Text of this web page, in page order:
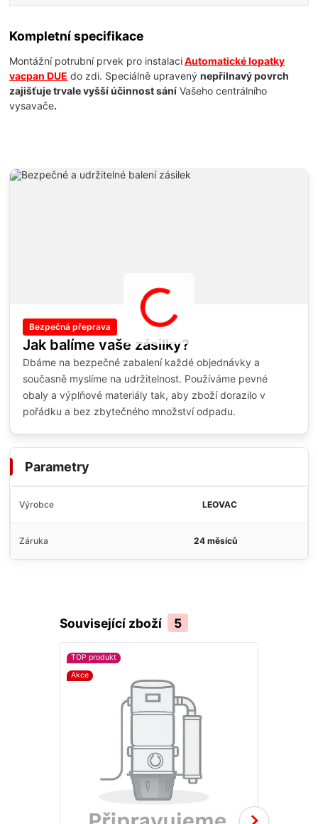
Kompletní specifikace
Montážní potrubní prvek pro instalaciAutomatické lopatky
vacpan DUE do zdi. Speciálně upravenýnepřilnavý povrch
zajišťuje trvale vyšší účinnost sání Vašeho centrálního
vysavače.
Bezpečná přeprava
Jak balíme vaše zásilky?
Dbáme na bezpečné zabalení každé objednávky a
současně myslíme na udržitelnost. Používáme pevné
obaly a výplňové materiály tak, aby zboží dorazilo v
pořádku a bez zbytečného množství odpadu.
Parametry
Výrobce LEOVAC
Záruka 24 měsíců
Související zboží 5
TOP produkt
Akce